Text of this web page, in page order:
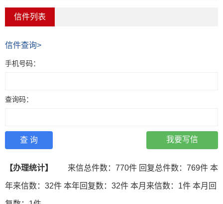
信件列表
信件查询>
手机号码：
查询码：
查 询 我要写信
【办理统计】 来信总件数： 770件 回复总件数： 769件 本
年来信数： 32件 本年回复数： 32件 本月来信数： 1件 本月回